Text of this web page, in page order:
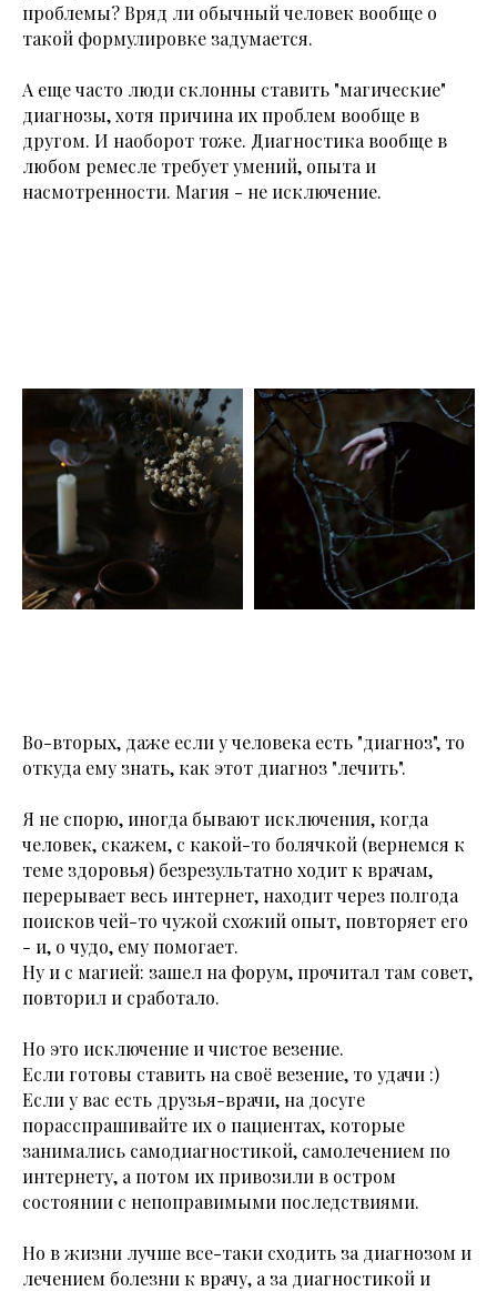
проблемы? Вряд ли обычный человек вообще о
такой формулировке задумается.
А еще часто люди склонны ставить "магические"
диагнозы, хотя причина их проблем вообще в
другом. И наоборот тоже. Диагностика вообще в
любом ремесле требует умений, опыта и
насмотренности. Магия - не исключение.
Во-вторых, даже если у человека есть "диагноз", то
откуда ему знать, как этот диагноз "лечить".
Я не спорю, иногда бывают исключения, когда
человек, скажем, с какой-то болячкой (вернемся к
теме здоровья) безрезультатно ходит к врачам,
перерывает весь интернет, находит через полгода
поисков чей-то чужой схожий опыт, повторяет его
- и, о чудо, ему помогает.
Ну и с магией: зашел на форум, прочитал там совет,
повторил и сработало.
Но это исключение и чистое везение.
Если готовы ставить на своё везение, то удачи :)
Если у вас есть друзья-врачи, на досуге
порасспрашивайте их о пациентах, которые
занимались самодиагностикой, самолечением по
интернету, а потом их привозили в остром
состоянии с непоправимыми последствиями.
Но в жизни лучше все-таки сходить за диагнозом и
лечением болезни к врачу, а за диагностикой и